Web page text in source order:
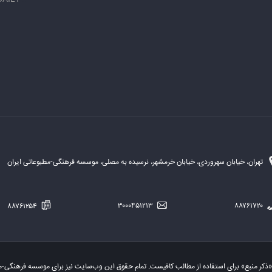
تهران، خیابان سهروردی، خیابان خرمشهر، نرسیده به مصلی، موسسه فرهنگی-مطبوعاتی ایران
«ذکر منبع» برای استفاده از مطالب کافیست. تمام حقوق این وب‌سایت نیز برای موسسه